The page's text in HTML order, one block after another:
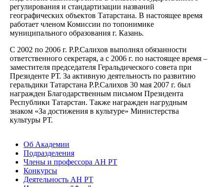
регулирования и стандартизации названий
географических объектов Татарстана. В настоящее время
работает членом Комиссии по топонимике
муниципального образования г. Казань.
С 2002 по 2006 г. Р.Р.Салихов выполнял обязанности
ответственного секретаря, а с 2006 г. по настоящее время –
заместителя председателя Геральдического совета при
Президенте РТ. За активную деятельность по развитию
геральдики Татарстана Р.Р.Салихов 30 мая 2007 г. был
награжден Благодарственным письмом Президента
Республики Татарстан. Также награжден нагрудным
знаком «За достижения в культуре» Министерства
культуры РТ.
Об Академии
Подразделения
Члены и профессора АН РТ
Конкурсы
Деятельность АН РТ